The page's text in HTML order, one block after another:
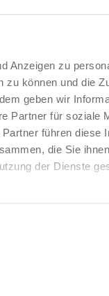
Anzeigen zu
zu können und die
geben wir
Partner für soziale
führen diese
die Sie
der Dienste